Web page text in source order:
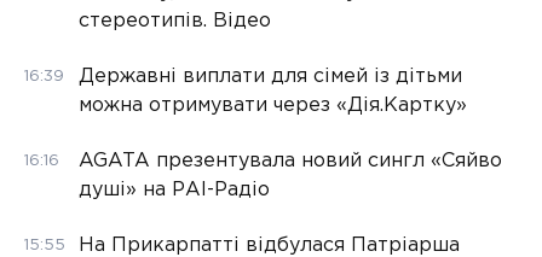
стереотипів. Відео
16:39
Державні виплати для сімей із дітьми
можна отримувати через «Дія.Картку»
16:16
AGATA презентувала новий сингл «Сяйво
душі» на РАІ-Радіо
15:55
На Прикарпатті відбулася Патріарша